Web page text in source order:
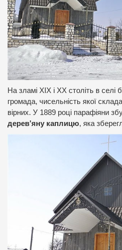
На зламі ХІХ і ХХ століть в
громада, чисельність якої
вірних. У 1889 році парафіяни
дерев’яну каплицю, яка